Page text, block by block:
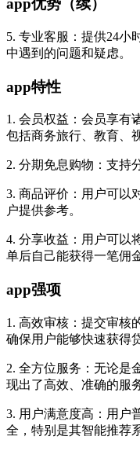
app优势（续）
5. 专业客服：提供24小
中遇到的问题和疑虑。
app特性
1. 会员权益：会员享有
包括商务旅行、教育、
2. 分期免息购物：支持
3. 商品评价：用户可以
户提供参考。
4. 分享收益：用户可以
单后自己能获得一笔佣
app强项
1. 高效审核：提交审核
确保用户能够快速获得
2. 全方位服务：无论是
现出了高效、准确的服
3. 用户满意度高：用户
全，特别是其智能推荐